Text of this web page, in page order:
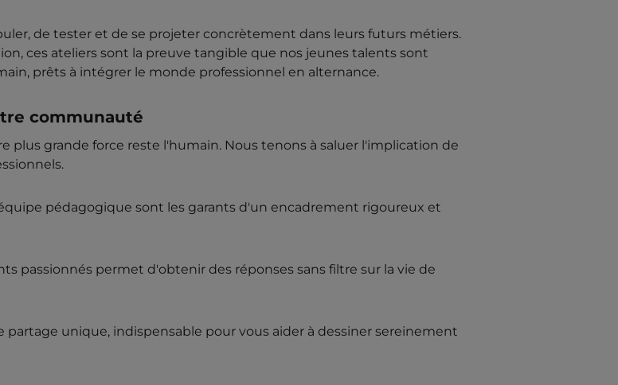
de tester et de se projeter concrètement dans leurs futurs métiers.
ces ateliers sont la preuve tangible que nos jeunes talents sont
prêts à intégrer le monde professionnel en alternance.
communauté
grande force reste l'humain. Nous tenons à saluer l'implication de
pédagogique sont les garants d'un encadrement rigoureux et
passionnés permet d'obtenir des réponses sans filtre sur la vie de
unique, indispensable pour vous aider à dessiner sereinement